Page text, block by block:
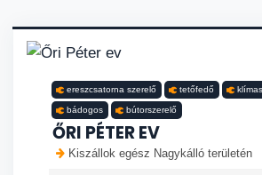
ereszcsatorna szerelő tetőfedő
bádogos bútorszerelő
ŐRI PÉTER EV
Kiszállok egész Nagykálló területén